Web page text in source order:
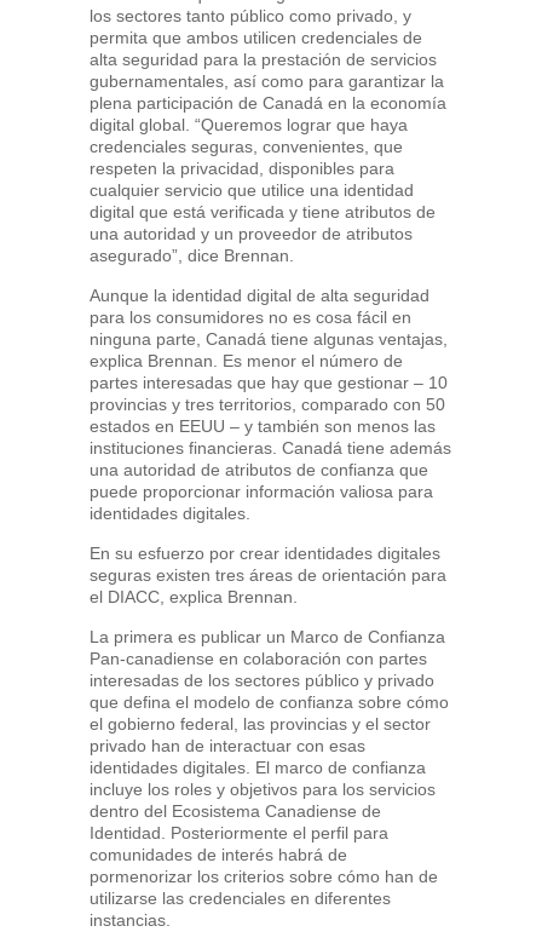
los sectores tanto público como privado, y
permita que ambos utilicen credenciales de
alta seguridad para la prestación de servicios
gubernamentales, así como para garantizar la
plena participación de Canadá en la economía
digital global. “Queremos lograr que haya
credenciales seguras, convenientes, que
respeten la privacidad, disponibles para
cualquier servicio que utilice una identidad
digital que está verificada y tiene atributos de
una autoridad y un proveedor de atributos
asegurado”, dice Brennan.
Aunque la identidad digital de alta seguridad
para los consumidores no es cosa fácil en
ninguna parte, Canadá tiene algunas ventajas,
explica Brennan. Es menor el número de
partes interesadas que hay que gestionar – 10
provincias y tres territorios, comparado con 50
estados en EEUU – y también son menos las
instituciones financieras. Canadá tiene además
una autoridad de atributos de confianza que
puede proporcionar información valiosa para
identidades digitales.
En su esfuerzo por crear identidades digitales
seguras existen tres áreas de orientación para
el DIACC, explica Brennan.
La primera es publicar un Marco de Confianza
Pan-canadiense en colaboración con partes
interesadas de los sectores público y privado
que defina el modelo de confianza sobre cómo
el gobierno federal, las provincias y el sector
privado han de interactuar con esas
identidades digitales. El marco de confianza
incluye los roles y objetivos para los servicios
dentro del Ecosistema Canadiense de
Identidad. Posteriormente el perfil para
comunidades de interés habrá de
pormenorizar los criterios sobre cómo han de
utilizarse las credenciales en diferentes
instancias.